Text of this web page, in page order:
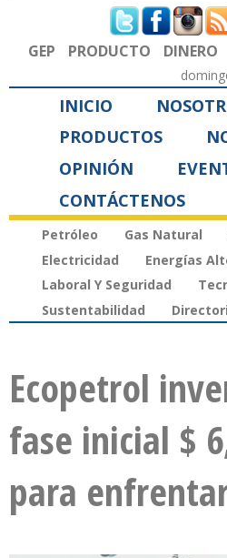
Formulario de
GEP PRODUCTO DINERO
INICIO
PRODUCTOS
OPINIÓN
CONTÁCTENOS
Petróleo Gas Natural
Electricidad
Energías
Laboral Y Seguridad
Sustentabilidad
Ecopetrol
fase inicial $
para